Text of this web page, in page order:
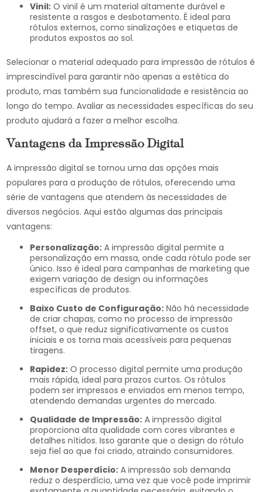
Vinil: O vinil é um material altamente durável e
resistente a rasgos e desbotamento. É ideal para
rótulos externos, como sinalizações e etiquetas de
produtos expostos ao sol.
Selecionar o material adequado para impressão de rótulos é
imprescindível para garantir não apenas a estética do
produto, mas também sua funcionalidade e resistência ao
longo do tempo. Avaliar as necessidades específicas do seu
produto ajudará a fazer a melhor escolha.
Vantagens da Impressão Digital
A impressão digital se tornou uma das opções mais
populares para a produção de rótulos, oferecendo uma
série de vantagens que atendem às necessidades de
diversos negócios. Aqui estão algumas das principais
vantagens:
Personalização: A impressão digital permite a
personalização em massa, onde cada rótulo pode ser
único. Isso é ideal para campanhas de marketing que
exigem variação de design ou informações
específicas de produtos.
Baixo Custo de Configuração: Não há necessidade
de criar chapas, como no processo de impressão
offset, o que reduz significativamente os custos
iniciais e os torna mais acessíveis para pequenas
tiragens.
Rapidez: O processo digital permite uma produção
mais rápida, ideal para prazos curtos. Os rótulos
podem ser impressos e enviados em menos tempo,
atendendo demandas urgentes do mercado.
Qualidade de Impressão: A impressão digital
proporciona alta qualidade com cores vibrantes e
detalhes nítidos. Isso garante que o design do rótulo
seja fiel ao que foi criado, atraindo consumidores.
Menor Desperdício: A impressão sob demanda
reduz o desperdício, uma vez que você pode imprimir